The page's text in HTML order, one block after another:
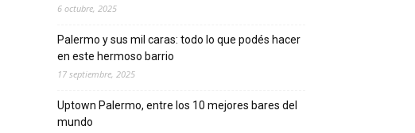
6 octubre, 2025
Palermo y sus mil caras: todo lo que podés hacer
en este hermoso barrio
17 septiembre, 2025
Uptown Palermo, entre los 10 mejores bares del
mundo